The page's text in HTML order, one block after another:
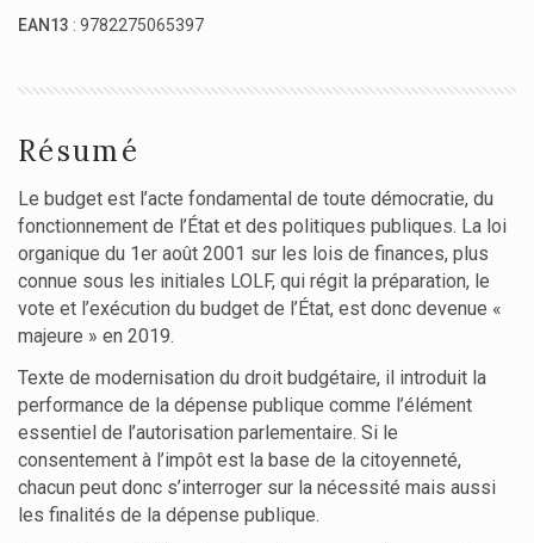
EAN13 : 9782275065397
Résumé
Le budget est l’acte fondamental de toute démocratie, du
fonctionnement de l’État et des politiques publiques. La loi
organique du 1er août 2001 sur les lois de finances, plus
connue sous les initiales LOLF, qui régit la préparation, le
vote et l’exécution du budget de l’État, est donc devenue «
majeure » en 2019.
Texte de modernisation du droit budgétaire, il introduit la
performance de la dépense publique comme l’élément
essentiel de l’autorisation parlementaire. Si le
consentement à l’impôt est la base de la citoyenneté,
chacun peut donc s’interroger sur la nécessité mais aussi
les finalités de la dépense publique.